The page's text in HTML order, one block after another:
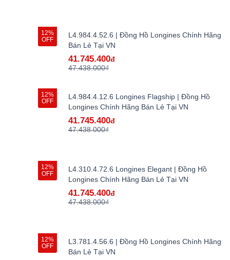
12%
OFF
L4.984.4.52.6 | Đồng Hồ Longines Chính Hãng
Bán Lẻ Tại VN
41.745.400đ
47.438.000₫
12%
OFF
L4.984.4.12.6 Longines Flagship | Đồng Hồ
Longines Chính Hãng Bán Lẻ Tại VN
41.745.400đ
47.438.000₫
12%
OFF
L4.310.4.72.6 Longines Elegant | Đồng Hồ
Longines Chính Hãng Bán Lẻ Tại VN
41.745.400đ
47.438.000₫
12%
OFF
L3.781.4.56.6 | Đồng Hồ Longines Chính Hãng
Bán Lẻ Tại VN